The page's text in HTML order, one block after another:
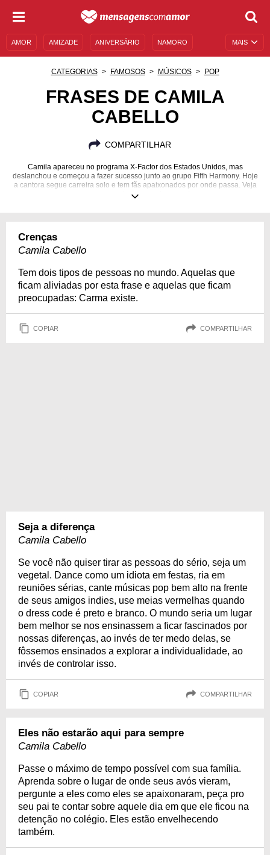
MAIS
AMOR AMIZADE ANIVERSÁRIO NAMORO
MENSAGENS DE ANIVERSÁRIO
CATEGORIAS FAMOSOS MÚSICOS POP
FRASES DE CAMILA
CABELLO
COMPARTILHAR
Camila apareceu no programa X-Factor dos Estados Unidos, mas
deslanchou e começou a fazer sucesso junto ao grupo Fifth Harmony. Hoje
a cantora segue carreira solo e tem fãs apaixonados por onde passa. Veja
um pouco sobre o que ela pensa!
Crenças
Camila Cabello
Tem dois tipos de pessoas no mundo. Aquelas que
ficam aliviadas por esta frase e aquelas que ficam
preocupadas: Carma existe.
COPIAR COMPARTILHAR
Seja a diferença
Camila Cabello
Se você não quiser tirar as pessoas do sério, seja um
vegetal. Dance como um idiota em festas, ria em
reuniões sérias, cante músicas pop bem alto na frente
de seus amigos indies, use meias vermelhas quando
o dress code é preto e branco. O mundo seria um lugar
bem melhor se nos ensinassem a ficar fascinados por
nossas diferenças, ao invés de ter medo delas, se
fôssemos ensinados a explorar a individualidade, ao
invés de controlar isso.
COPIAR COMPARTILHAR
Eles não estarão aqui para sempre
Camila Cabello
Passe o máximo de tempo possível com sua família.
Aprenda sobre o lugar de onde seus avós vieram,
pergunte a eles como eles se apaixonaram, peça pro
seu pai te contar sobre aquele dia em que ele ficou na
detenção no colégio. Eles estão envelhecendo
também.